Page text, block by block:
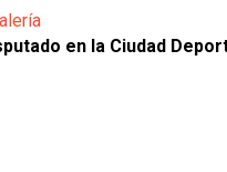
en la Ciudad